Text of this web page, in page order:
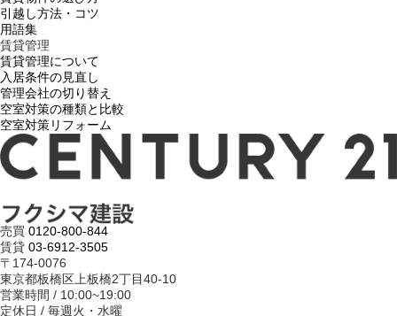
引越し方法・コツ
用語集
賃貸管理
賃貸管理について
入居条件の見直し
管理会社の切り替え
空室対策の種類と比較
空室対策リフォーム
売買 0120-800-844
賃貸 03-6912-3505
〒174-0076
東京都板橋区上板橋2丁目40-10
営業時間 / 10:00~19:00
定休日 / 毎週火・水曜